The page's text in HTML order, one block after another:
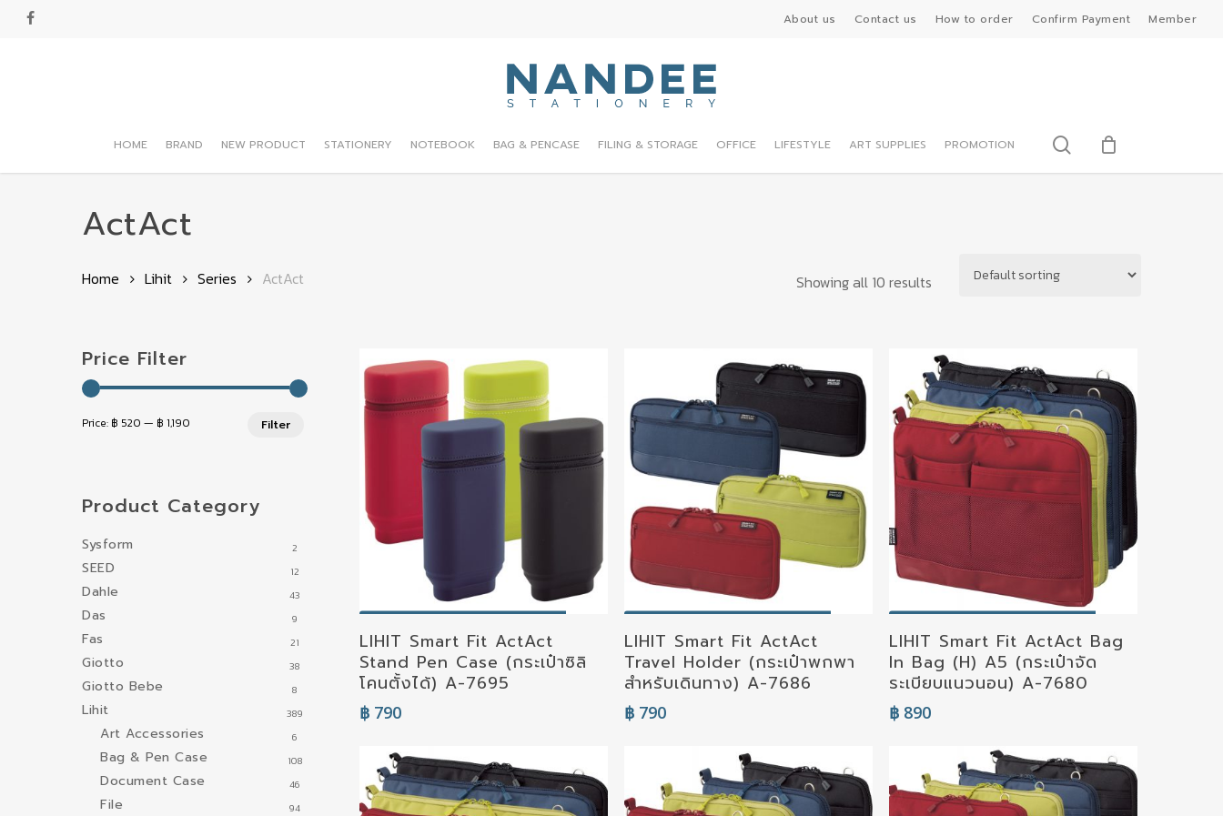
facebook About us Contact us How to order Confirm Payment Member
HOME BRAND NEW PRODUCT STATIONERY NOTEBOOK BAG & PENCASE FILING & STORAGE OFFICE LIFESTYLE ART SUPPLIES PROMOTION search
ActAct
Showing all 10 results
Home Lihit Series ActAct
Price Filter
Filter
Price: ฿ 520 — ฿ 1,190
Product Category
Sysform 2
SEED 12
Dahle 43
Das 9
Fas 21
Giotto 38
Giotto Bebe 8
Lihit 389
Art Accessories 6
Bag & Pen Case 108
Document Case 46
File 94
Select Options
LIHIT Smart Fit ActAct
Stand Pen Case (กระเป๋าซิลิ
โคนตั้งได้) A-7695
฿ 790
Select Options
LIHIT Smart Fit ActAct
Travel Holder (กระเป๋าพกพา
สำหรับเดินทาง) A-7686
฿ 790
Select Options
LIHIT Smart Fit ActAct Bag
In Bag (H) A5 (กระเป๋าจัด
ระเบียบแนวนอน) A-7680
฿890